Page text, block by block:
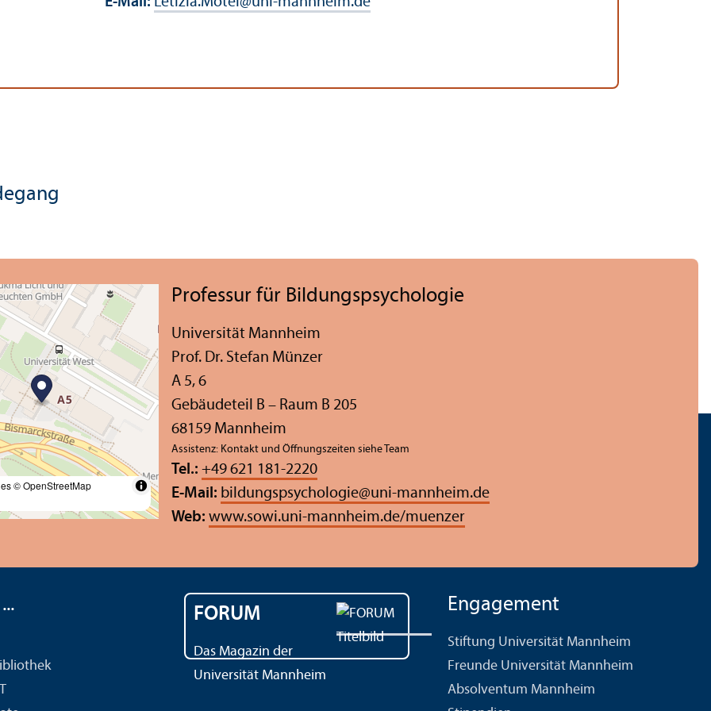
© OpenStreetMap
Professur für Bildungs­psychologie
Universität Mannheim
Prof. Dr. Stefan Münzer
A 5, 6
Gebäudeteil B – Raum B 205
68159 Mannheim
Assistenz: Kontakt und Öffnungs­zeiten siehe Team
Tel.: +49 621 181-2220
E-Mail: bildungspsychologie@uni-mannheim.de
Web: www.sowi.uni-mannheim.de/muenzer
FORUM
Das Magazin der
Universität Mannheim
Engagement
Stiftung Universität Mannheim
Freunde Universität Mannheim
Absolventum Mannheim